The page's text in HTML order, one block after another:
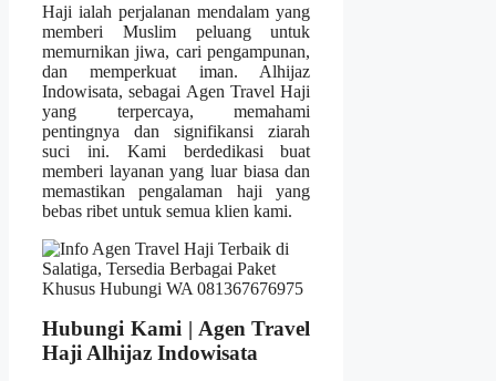
Haji ialah perjalanan mendalam yang
memberi Muslim peluang untuk
memurnikan jiwa, cari pengampunan,
dan memperkuat iman. Alhijaz
Indowisata, sebagai Agen Travel Haji
yang terpercaya, memahami
pentingnya dan signifikansi ziarah
suci ini. Kami berdedikasi buat
memberi layanan yang luar biasa dan
memastikan pengalaman haji yang
bebas ribet untuk semua klien kami.
Hubungi Kami | Agen Travel
Haji Alhijaz Indowisata